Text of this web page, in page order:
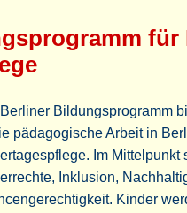
für
Bildungsprogramm
pädagogische Arbeit in
Im Mittelpunkt
Inklusion,
Kinder